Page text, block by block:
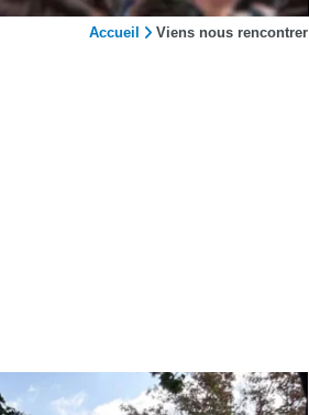
Accueil Viens nous rencontrer